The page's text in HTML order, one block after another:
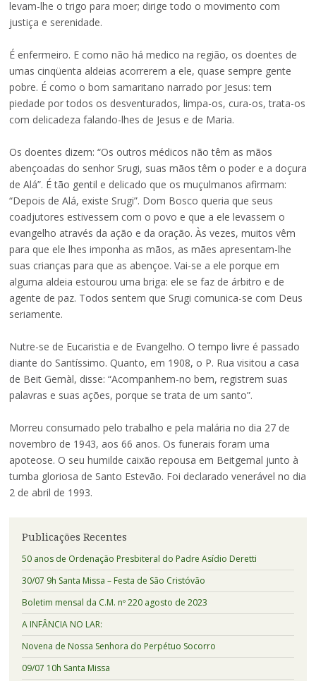
levam-lhe o trigo para moer; dirige todo o movimento com
justiça e serenidade.
É enfermeiro. E como não há medico na região, os doentes de
umas cinqüenta aldeias acorrerem a ele, quase sempre gente
pobre. É como o bom samaritano narrado por Jesus: tem
piedade por todos os desventurados, limpa-os, cura-os, trata-os
com delicadeza falando-lhes de Jesus e de Maria.
Os doentes dizem: “Os outros médicos não têm as mãos
abençoadas do senhor Srugi, suas mãos têm o poder e a doçura
de Alá”. É tão gentil e delicado que os muçulmanos afirmam:
“Depois de Alá, existe Srugi”. Dom Bosco queria que seus
coadjutores estivessem com o povo e que a ele levassem o
evangelho através da ação e da oração. Às vezes, muitos vêm
para que ele lhes imponha as mãos, as mães apresentam-lhe
suas crianças para que as abençoe. Vai-se a ele porque em
alguma aldeia estourou uma briga: ele se faz de árbitro e de
agente de paz. Todos sentem que Srugi comunica-se com Deus
seriamente.
Nutre-se de Eucaristia e de Evangelho. O tempo livre é passado
diante do Santíssimo. Quanto, em 1908, o P. Rua visitou a casa
de Beit Gemàl, disse: “Acompanhem-no bem, registrem suas
palavras e suas ações, porque se trata de um santo”.
Morreu consumado pelo trabalho e pela malária no dia 27 de
novembro de 1943, aos 66 anos. Os funerais foram uma
apoteose. O seu humilde caixão repousa em Beitgemal junto à
tumba gloriosa de Santo Estevão. Foi declarado venerável no dia
2 de abril de 1993.
Publicações Recentes
50 anos de Ordenação Presbiteral do Padre Asídio Deretti
30/07 9h Santa Missa – Festa de São Cristóvão
Boletim mensal da C.M. nº 220 agosto de 2023
A INFÂNCIA NO LAR:
Novena de Nossa Senhora do Perpétuo Socorro
09/07 10h Santa Missa